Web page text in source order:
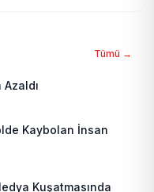
Tümü →
Kaybolan İnsan
Kuşatmasında